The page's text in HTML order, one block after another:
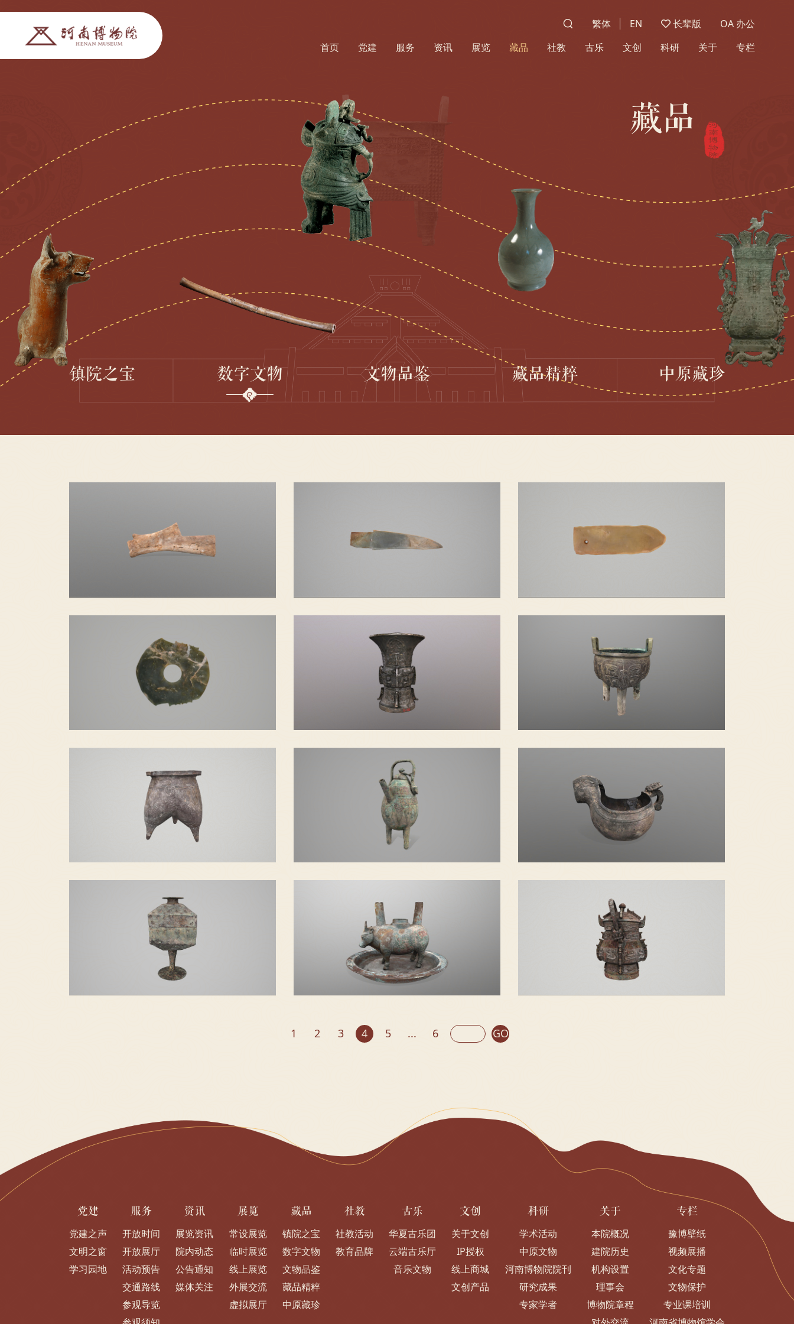
繁体 EN 长辈版
OA 办公
首页
党建 服务 资讯 展览 藏品 社教 古乐 文创 科研 关于 专栏
藏品
镇院之宝 数字文物 文物品鉴 藏品精粹 中原藏珍
刻卜词骨 青玉戈
青玉戚 食尊 铜“息”鼎
绳蚊灰陶鬲 三足提梁铜盉 蟠虺纹匜
带盘牛形尊
1 2 3 4 5 ... 6 GO
党建
党建之声
文明之窗
学习园地
服务
开放时间
开放展厅
活动预告
交通路线
参观导览
资讯
展览资讯
院内动态
公告通知
媒体关注
展览
常设展览
临时展览
线上展览
外展交流
虚拟展厅
藏品
镇院之宝
数字文物
文物品鉴
藏品精粹
中原藏珍
社教
社教活动
教育品牌
古乐
华夏古乐团
云端古乐厅
音乐文物
文创
关于文创
IP授权
线上商城
文创产品
科研
学术活动
中原文物
河南博物院院刊
研究成果
专家学者
关于
本院概况
建院历史
机构设置
理事会
博物院章程
专栏
豫博壁纸
视频展播
文化专题
文物保护
专业课培训